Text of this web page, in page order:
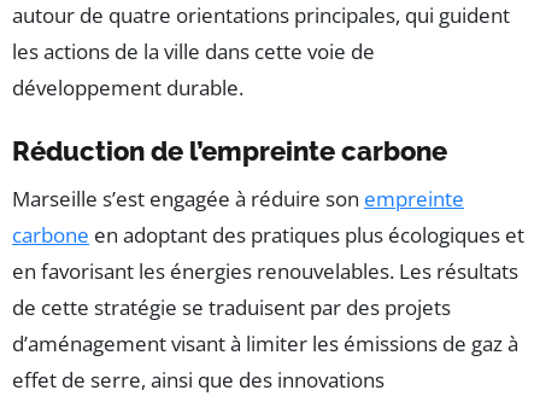
autour de quatre orientations principales, qui guident
les actions de la ville dans cette voie de
développement durable.
Réduction de l’empreinte carbone
Marseille s’est engagée à réduire son empreinte
carbone en adoptant des pratiques plus écologiques et
en favorisant les énergies renouvelables. Les résultats
de cette stratégie se traduisent par des projets
d’aménagement visant à limiter les émissions de gaz à
effet de serre, ainsi que des innovations